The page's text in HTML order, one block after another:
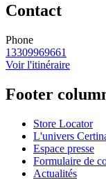
Contact
Phone
13309969661
Voir l'itinéraire
Footer
Store Locator
L'univers
Espace presse
Formulaire de
Actualités